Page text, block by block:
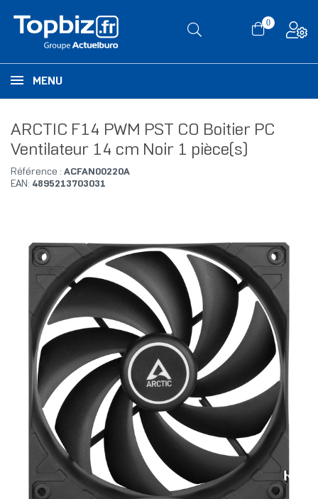
0
MENU
ARCTIC F14 PWM PST CO Boitier PC
Ventilateur 14 cm Noir 1 pièce(s)
Référence : ACFAN00220A
EAN: 4895213703031